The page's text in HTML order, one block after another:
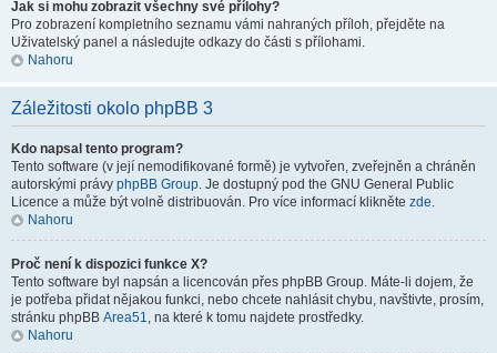
Jak si mohu zobrazit všechny své přílohy?
Pro zobrazení kompletního seznamu vámi nahraných příloh, přejděte na
Uživatelský panel a následujte odkazy do části s přílohami.
Nahoru
Záležitosti okolo phpBB 3
Kdo napsal tento program?
Tento software (v její nemodifikované formě) je vytvořen, zveřejněn a chráněn
autorskými právy phpBB Group. Je dostupný pod the GNU General Public
Licence a může být volně distribuován. Pro více informací klikněte zde.
Nahoru
Proč není k dispozici funkce X?
Tento software byl napsán a licencován přes phpBB Group. Máte-li dojem, že
je potřeba přidat nějakou funkci, nebo chcete nahlásit chybu, navštivte, prosím,
stránku phpBB Area51, na které k tomu najdete prostředky.
Nahoru